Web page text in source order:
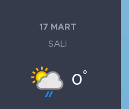
17 MART
SALI
0°